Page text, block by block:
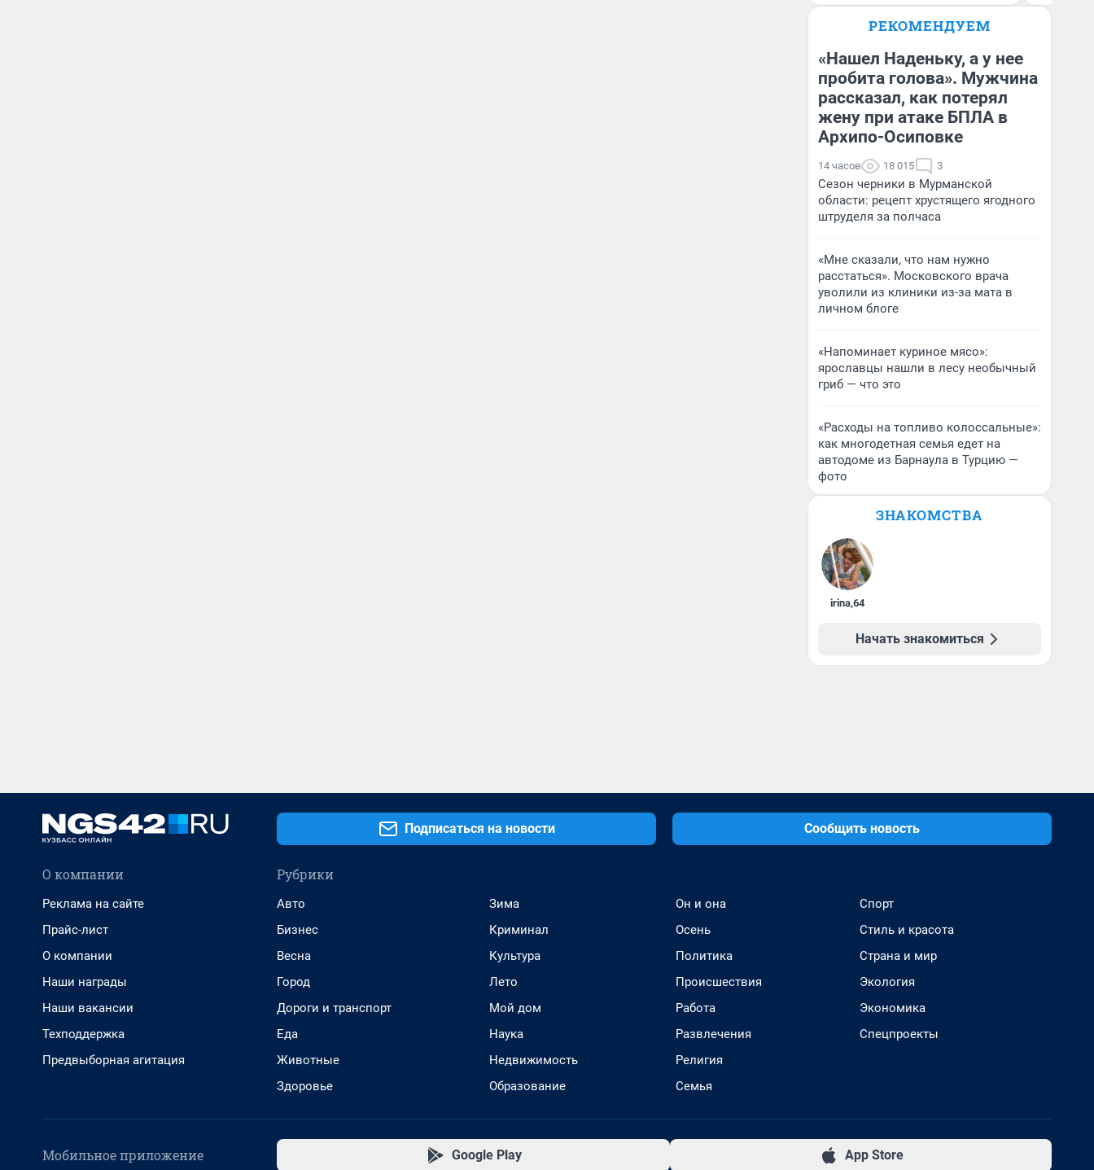
РЕКОМЕНДУЕМ
«Нашел Наденьку, а у нее
пробита голова». Мужчина
рассказал, как потерял
жену при атаке БПЛА в
Архипо-Осиповке
14 часов 18 015 3
Сезон черники в Мурманской
области: рецепт хрустящего ягодного
штруделя за полчаса
«Мне сказали, что нам нужно
расстаться». Московского врача
уволили из клиники из-за мата в
личном блоге
«Напоминает куриное мясо»:
ярославцы нашли в лесу необычный
гриб — что это
«Расходы на топливо колоссальные»:
как многодетная семья едет на
автодоме из Барнаула в Турцию —
фото
ЗНАКОМСТВА
irina,64
Начать знакомиться
Подписаться на новости Сообщить новость
О компании
Реклама на сайте
Прайс-лист
О компании
Наши награды
Наши вакансии
Техподдержка
Предвыборная агитация
Рубрики
Авто
Бизнес
Весна
Город
Дороги и транспорт
Еда
Животные
Здоровье
Зима
Криминал
Культура
Лето
Мой дом
Наука
Недвижимость
Образование
Он и она
Осень
Политика
Происшествия
Работа
Развлечения
Религия
Семья
Спорт
Стиль и красота
Страна и мир
Экология
Экономика
Спецпроекты
Мобильное приложение Google Play App Store